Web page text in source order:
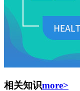
相关知识more>